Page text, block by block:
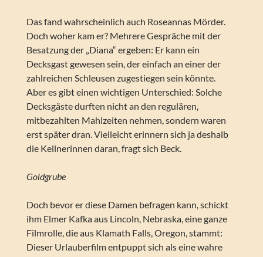
Das fand wahrscheinlich auch Roseannas Mörder.
Doch woher kam er? Mehrere Gespräche mit der
Besatzung der „Diana“ ergeben: Er kann ein
Decksgast gewesen sein, der einfach an einer der
zahlreichen Schleusen zugestiegen sein könnte.
Aber es gibt einen wichtigen Unterschied: Solche
Decksgäste durften nicht an den regulären,
mitbezahlten Mahlzeiten nehmen, sondern waren
erst später dran. Vielleicht erinnern sich ja deshalb
die Kellnerinnen daran, fragt sich Beck.
Goldgrube
Doch bevor er diese Damen befragen kann, schickt
ihm Elmer Kafka aus Lincoln, Nebraska, eine ganze
Filmrolle, die aus Klamath Falls, Oregon, stammt:
Dieser Urlauberfilm entpuppt sich als eine wahre